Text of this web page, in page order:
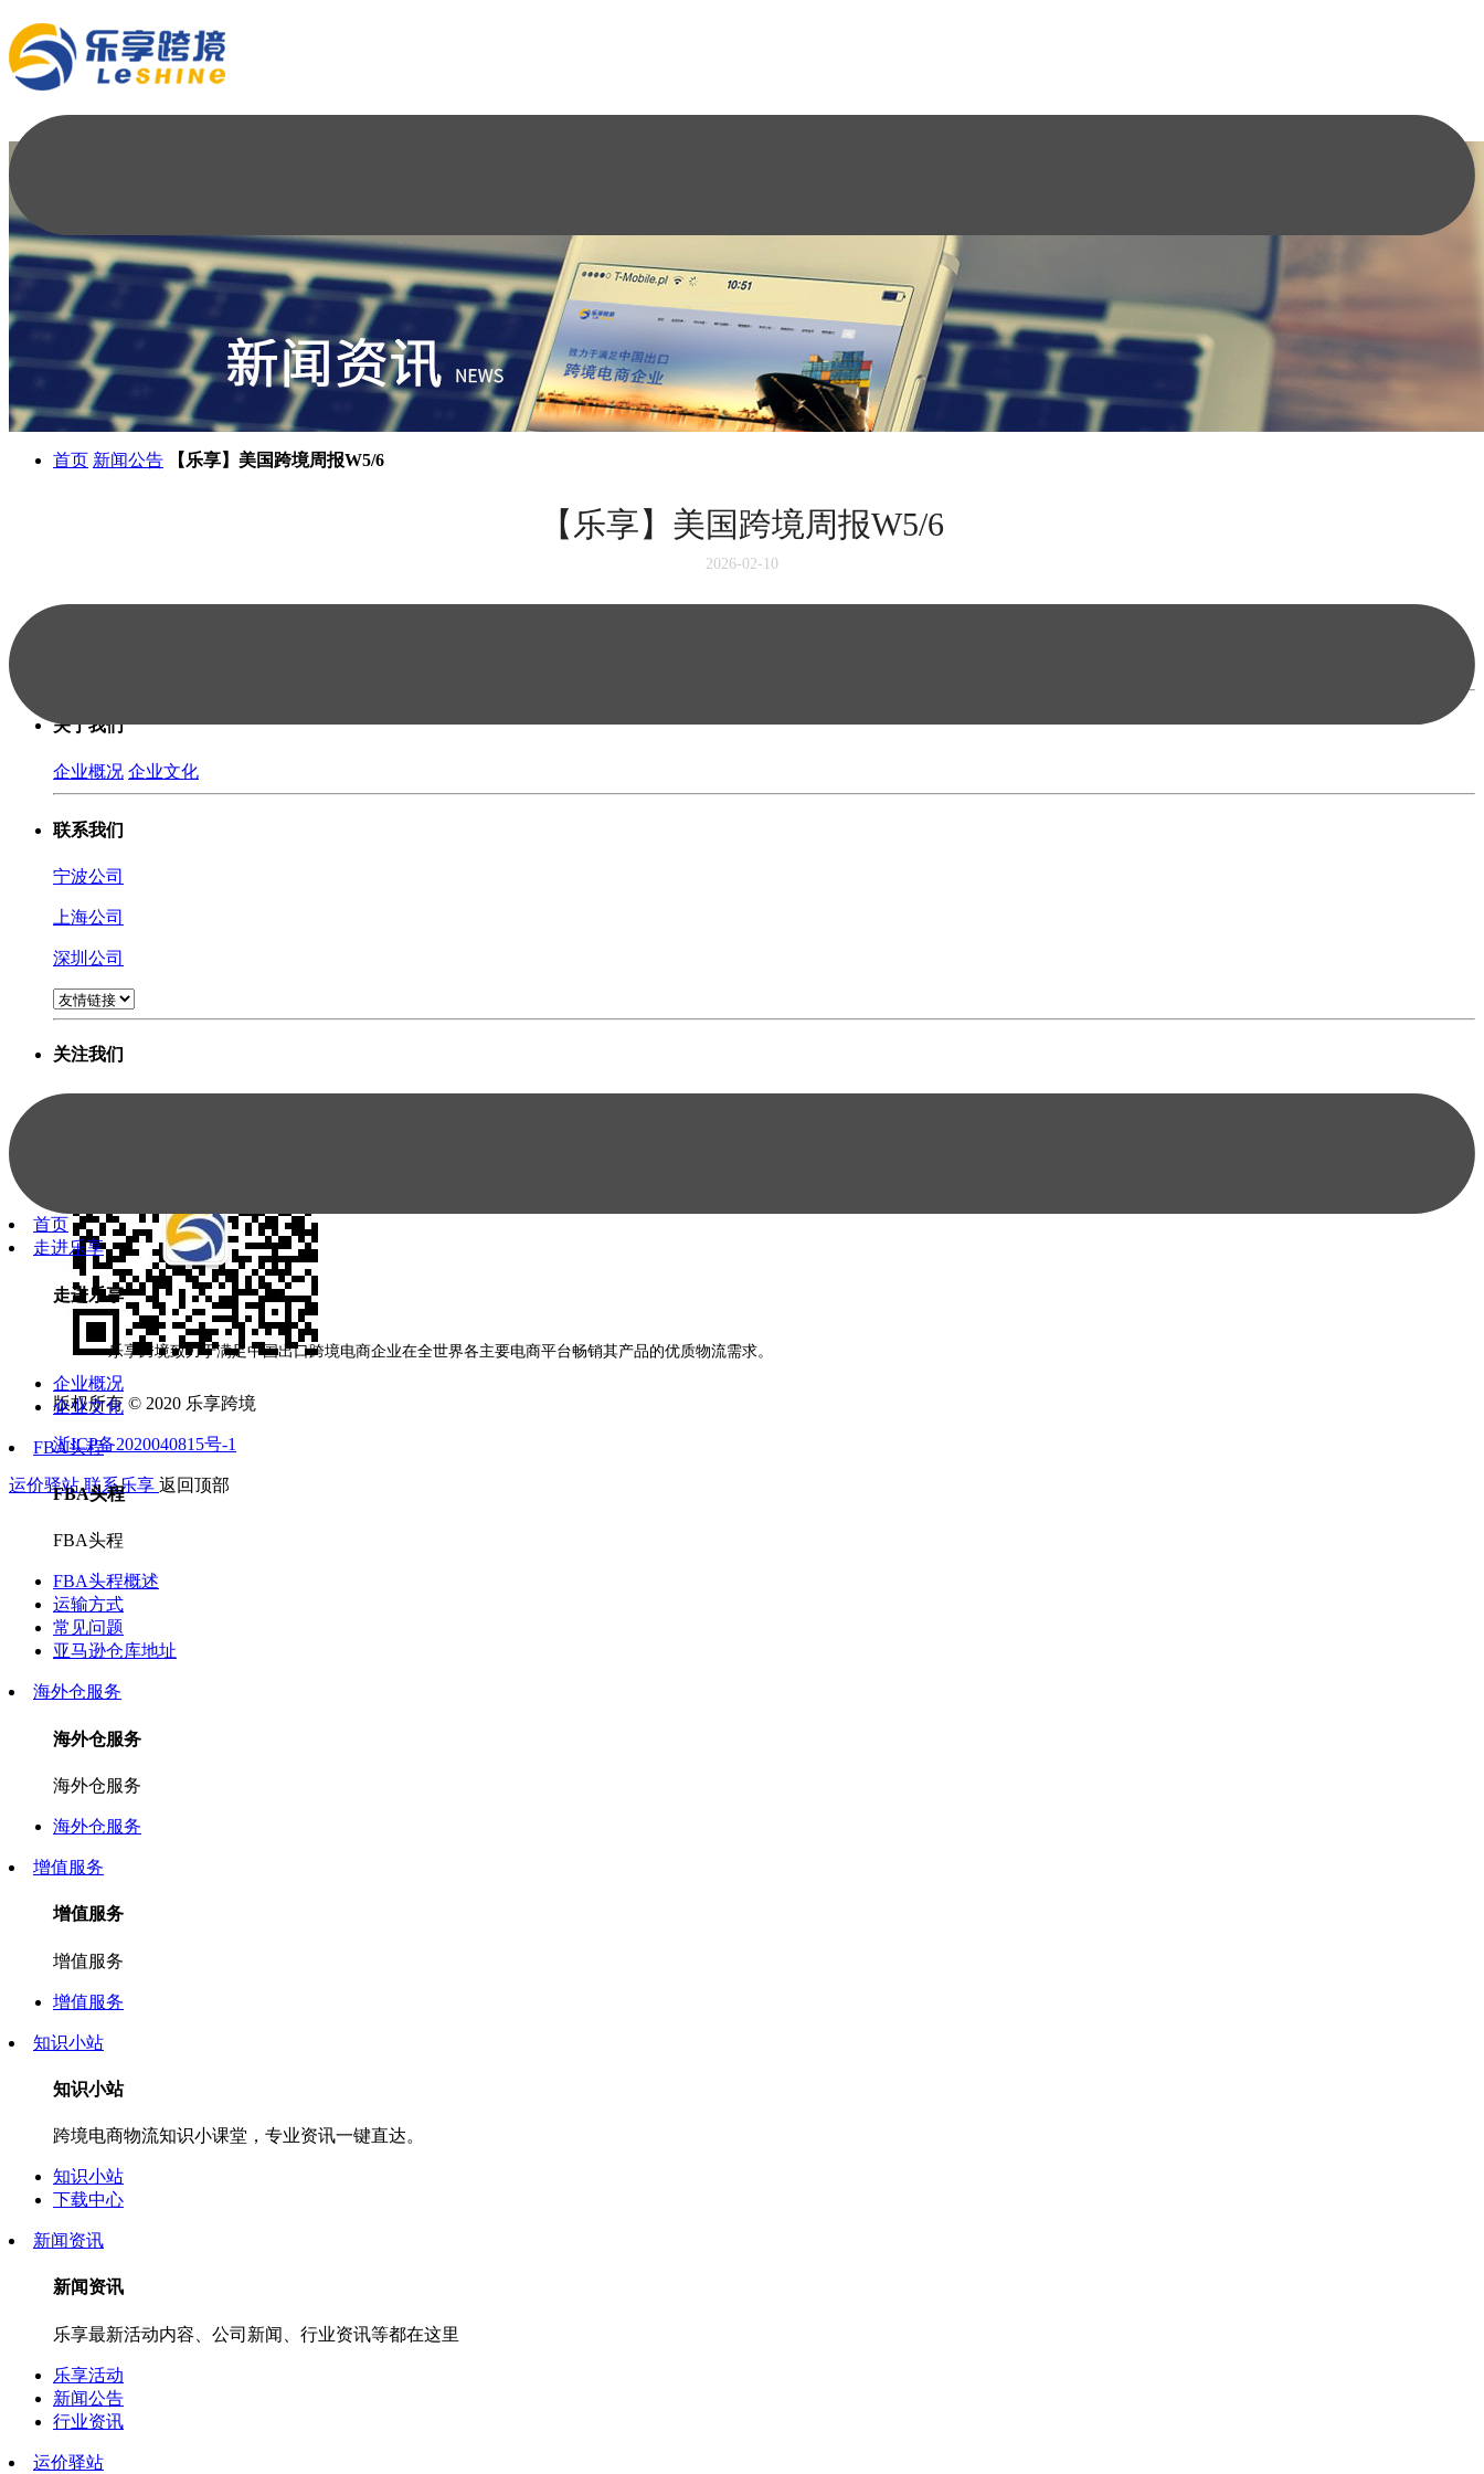
首页
走进乐享
走进乐享
乐享跨境致力于满足中国出口跨境电商企业在全世界各主要电商平台畅销其产品的优质物流需求。
企业概况
企业文化
FBA头程
FBA头程
FBA头程
FBA头程概述
运输方式
常见问题
亚马逊仓库地址
海外仓服务
海外仓服务
海外仓服务
海外仓服务
增值服务
增值服务
增值服务
增值服务
知识小站
知识小站
跨境电商物流知识小课堂，专业资讯一键直达。
知识小站
下载中心
新闻资讯
新闻资讯
乐享最新活动内容、公司新闻、行业资讯等都在这里
乐享活动
新闻公告
行业资讯
运价驿站
首页 新闻公告 【乐享】美国跨境周报W5/6
【乐享】美国跨境周报W5/6
2026-02-10
关于我们
企业概况 企业文化
联系我们
宁波公司
上海公司
深圳公司
关注我们
版权所有 © 2020 乐享跨境
浙ICP备2020040815号-1
运价驿站 联系乐享 返回顶部